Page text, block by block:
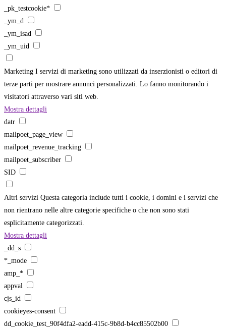
_pk_testcookie*
_ym_d
_ym_isad
_ym_uid
Marketing I servizi di marketing sono utilizzati da inserzionisti o editori di
terze parti per mostrare annunci personalizzati. Lo fanno monitorando i
visitatori attraverso vari siti web.
Mostra dettagli
datr
mailpoet_page_view
mailpoet_revenue_tracking
mailpoet_subscriber
SID
Altri servizi Questa categoria include tutti i cookie, i domini e i servizi che
non rientrano nelle altre categorie specifiche o che non sono stati
esplicitamente categorizzati.
Mostra dettagli
_dd_s
*_mode
amp_*
appval
cjs_id
cookieyes-consent
dd_cookie_test_90f4dfa2-eadd-415c-9b8d-b4cc85502b00